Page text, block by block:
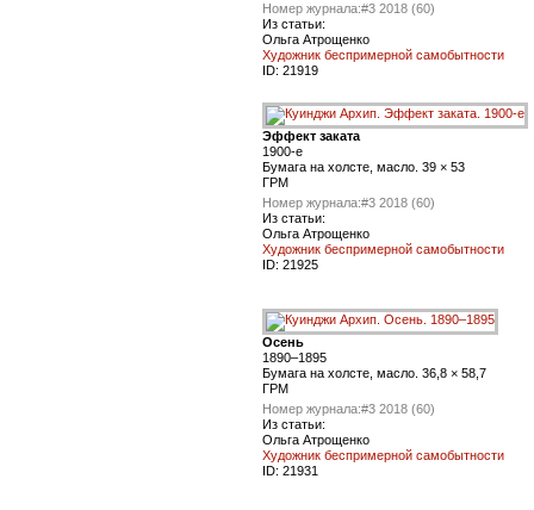
Номер журнала:#3 2018 (60)
Из статьи:
Ольга Атрощенко
Художник беспримерной самобытности
ID: 21919
Эффект заката
1900-е
Бумага на холсте, масло. 39 × 53
ГРМ
Номер журнала:#3 2018 (60)
Из статьи:
Ольга Атрощенко
Художник беспримерной самобытности
ID: 21925
Осень
1890–1895
Бумага на холсте, масло. 36,8 × 58,7
ГРМ
Номер журнала:#3 2018 (60)
Из статьи:
Ольга Атрощенко
Художник беспримерной самобытности
ID: 21931